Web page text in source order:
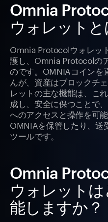
Omnia
ウォレットと
Omnia Protocolウォレッ
護し、Omnia Protocolの
のです。OMNIAコインを
んが、資産はブロックチ
レットの主な機能は、こ
成し、安全に保つことで
へのアクセスと操作を可
OMNIAを保管したり、送
ツールです。
Omnia
ウォレット
能しますか？